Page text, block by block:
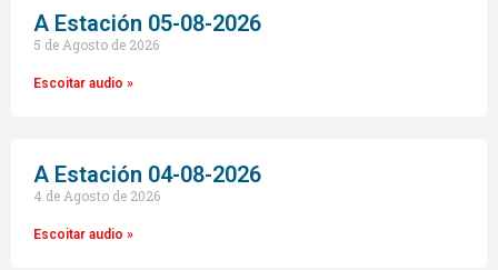
A Estación 05-08-2026
5 de Agosto de 2026
Escoitar audio »
A Estación 04-08-2026
4 de Agosto de 2026
Escoitar audio »